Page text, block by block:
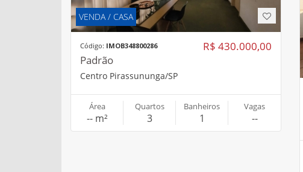
VENDA / CASA
R$ 430.000,00
Código: IMOB348800286
Padrão
Centro Pirassununga/SP
Área
-- m²
Quartos
3
Banheiros
1
Vagas
--